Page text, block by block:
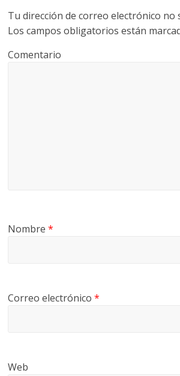
Tu dirección de correo electrónico no
Los campos obligatorios están
Comentario
Nombre*
Correo electrónico*
Web